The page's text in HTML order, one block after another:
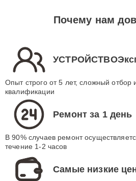
Почему нам
Опыт строго от 5 лет, сложный
квалификации
Ремонт за 1 день
В 90% случаев ремонт
течение 1-2 часов
Самые низкие